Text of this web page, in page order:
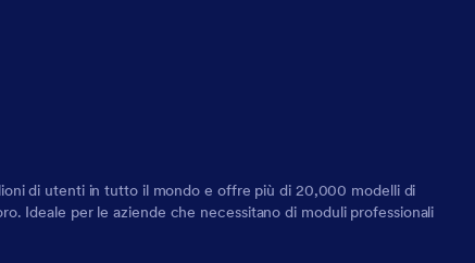
di utenti in tutto il mondo e offre più di 20,000 modelli di
Ideale per le aziende che necessitano di moduli professionali